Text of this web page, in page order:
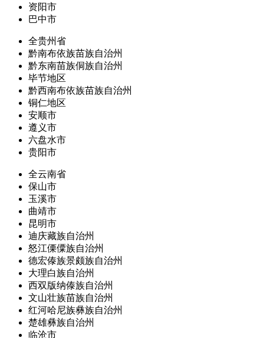
资阳市
巴中市
全贵州省
黔南布依族苗族自治州
黔东南苗族侗族自治州
毕节地区
黔西南布依族苗族自治州
铜仁地区
安顺市
遵义市
六盘水市
贵阳市
全云南省
保山市
玉溪市
曲靖市
昆明市
迪庆藏族自治州
怒江傈僳族自治州
德宏傣族景颇族自治州
大理白族自治州
西双版纳傣族自治州
文山壮族苗族自治州
红河哈尼族彝族自治州
楚雄彝族自治州
临沧市